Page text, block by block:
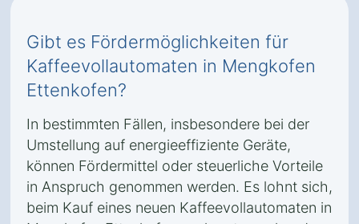
Gibt es Fördermöglichkeiten für
Kaffeevollautomaten in Mengkofen
Ettenkofen?
In bestimmten Fällen, insbesondere bei der
Umstellung auf energieeffiziente Geräte,
können Fördermittel oder steuerliche Vorteile
in Anspruch genommen werden. Es lohnt sich,
beim Kauf eines neuen Kaffeevollautomaten in